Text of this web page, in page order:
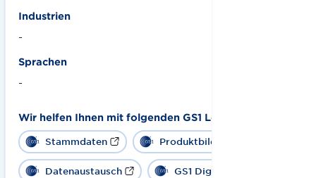
Industrien
-
Sprachen
-
Wir helfen Ihnen mit folgenden GS1 Lösungen:
Stammdaten Produktbild
Datenaustausch GS1 Digital Link